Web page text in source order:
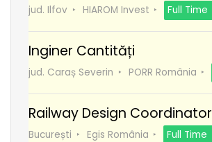
jud. Ilfov HIAROM Invest Full Time
Inginer Cantități
jud. Caraș Severin PORR România
Railway Design Coordinator
București Egis România Full Time